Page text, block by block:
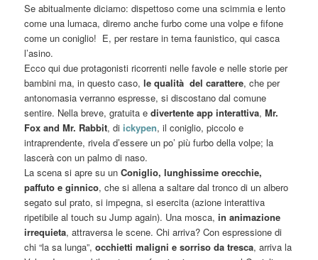
Se abitualmente diciamo: dispettoso come una scimmia e lento
come una lumaca, diremo anche furbo come una volpe e fifone
come un coniglio! E, per restare in tema faunistico, qui casca
l’asino.
Ecco qui due protagonisti ricorrenti nelle favole e nelle storie per
bambini ma, in questo caso,le qualità del carattere, che per
antonomasia verranno espresse, si discostano dal comune
sentire. Nella breve, gratuita edivertente app interattiva,Mr.
Fox and Mr. Rabbit, di ickypen, il coniglio, piccolo e
intraprendente, rivela d’essere un po’ più furbo della volpe; la
lascerà con un palmo di naso.
La scena si apre su unConiglio, lunghissime orecchie,
paffuto e ginnico, che si allena a saltare dal tronco di un albero
segato sul prato, si impegna, si esercita (azione interattiva
ripetibile al touch su Jump again). Una mosca,in animazione
irrequieta, attraversa le scene. Chi arriva? Con espressione di
chi “la sa lunga”,occhietti maligni e sorriso da tresca, arriva la